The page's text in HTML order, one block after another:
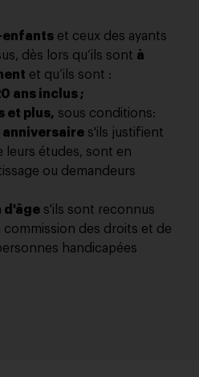
enfants et ceux des ayants
dès lors qu’ils sont à
et qu’ils sont :
ans inclus ;
et plus, sous conditions:
anniversaire s'ils justifient
leurs études, sont en
ou demandeurs
d'âge s'ils sont reconnus
commission des droits et de
handicapées